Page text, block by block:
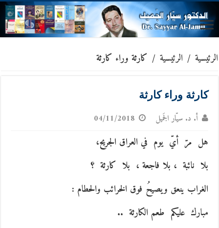
الرئيسية / الرئيسية / كارثة وراء كارثة
كارثة وراء كارثة
أ. د. سيّار الجَميل 04/11/2018
هل مرّ أيّ يوم في العراق الجريح،
بلا نائبة ، بلا فاجعة ، بلا كارثة ؟
الغراب ينعق ويصيحُ فوق الخرائب والحطام :
مبارك عليكم طعم الكارثة ..